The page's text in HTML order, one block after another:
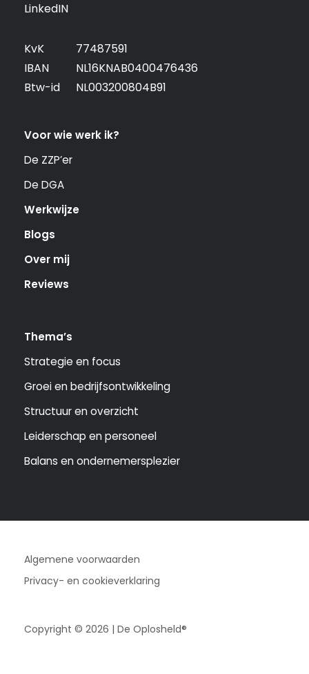
LinkedIN
KvK
77487591
IBAN
NL16KNAB0400476436
Btw-id
NL003200804B91
Voor wie werk ik?
De ZZP’er
De DGA
Werkwijze
Blogs
Over mij
Reviews
Thema’s
Strategie en focus
Groei en bedrijfsontwikkeling
Structuur en overzicht
Leiderschap en personeel
Balans en ondernemersplezier
Algemene voorwaarden
Privacy- en cookieverklaring
Copyright © 2026 | De Oplosheld®